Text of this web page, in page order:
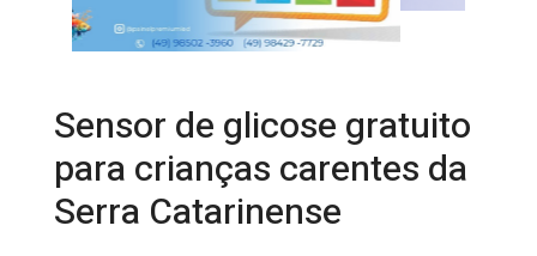
para crianças carentes da
Serra Catarinense
30/06/2026 15:59